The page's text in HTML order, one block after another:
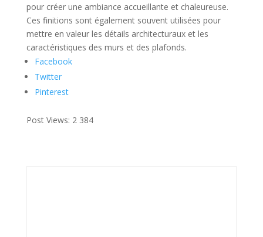
pour créer une ambiance accueillante et chaleureuse.
Ces finitions sont également souvent utilisées pour
mettre en valeur les détails architecturaux et les
caractéristiques des murs et des plafonds.
Facebook
Twitter
Pinterest
Post Views: 2 384